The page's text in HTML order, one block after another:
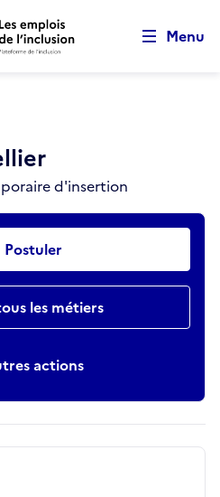
au contenu principal
Menu
d'insertion
Postuler
les métiers
actions